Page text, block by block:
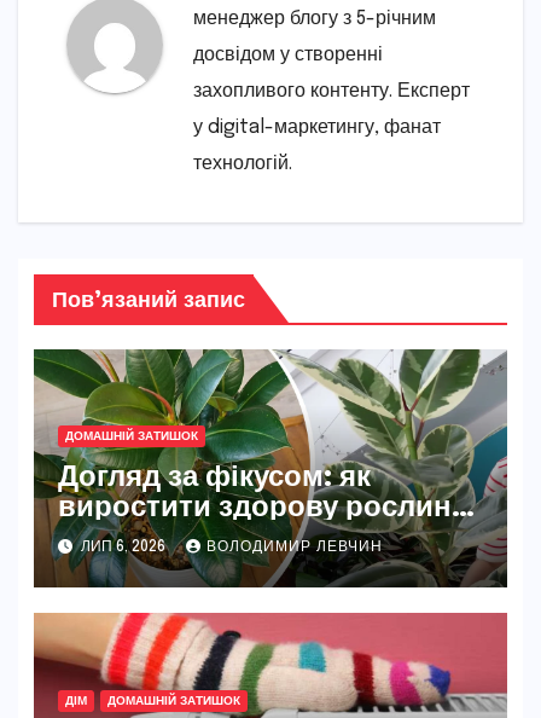
менеджер блогу з 5-річним
досвідом у створенні
захопливого контенту. Експерт
у digital-маркетингу, фанат
технологій.
Пов’язаний запис
ДОМАШНІЙ ЗАТИШОК
Догляд за фікусом: як
виростити здорову рослину
з пишною кроною в квартирі
ЛИП 6, 2026 ВОЛОДИМИР ЛЕВЧИН
ДІМ ДОМАШНІЙ ЗАТИШОК